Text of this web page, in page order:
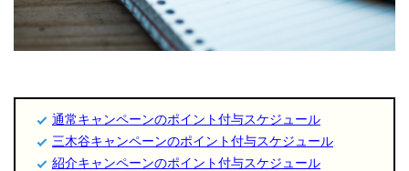
通常キャンペーンのポイント付与スケジュール
三木谷キャンペーンのポイント付与スケジュール
紹介キャンペーンのポイント付与スケジュール